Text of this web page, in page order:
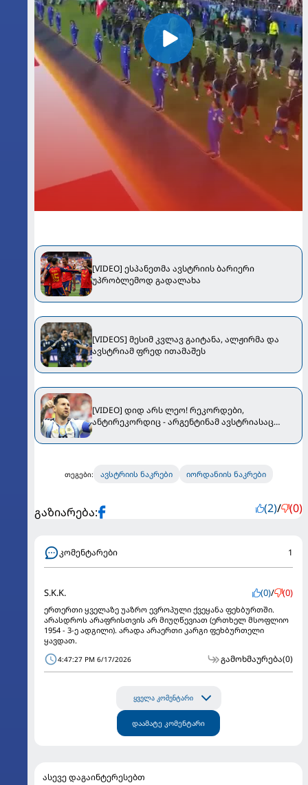
[VIDEO] ესპანეთმა ავსტრიის ბარიერი
უპრობლემოდ გადალახა
[VIDEOS] მესიმ კვლავ გაიტანა, ალჟირმა და
ავსტრიამ ფრედ ითამაშეს
[VIDEO] დიდ არს ლეო! რეკორდები,
ანტირეკორდიც - არგენტინამ ავსტრიასაც
თეგები: ავსტრიის ნაკრები იორდანიის ნაკრები
გაზიარება: (2)/ (0)
კომენტარები 1
S.K.K. (0)/ (0)
ერთერთი ყველაზე უაზრო ევროპული ქვეყანა ფეხბურთში.
არასდროს არაფრისთვის არ მიუღწევიათ (ერთხელ მსოფლიო
1954 - 3-ე ადგილი). არადა არაერთი კარგი ფეხბურთელი
ყავდათ.
4:47:27 PM 6/17/2026 გამოხმაურება(0)
ყველა კომენტარი
დაამატე კომენტარი
ასევე დაგაინტერესებთ